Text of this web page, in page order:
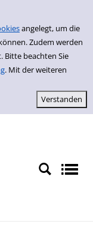
angelegt, um die
Zudem werden
Bitte beachten Sie
. Mit der weiteren